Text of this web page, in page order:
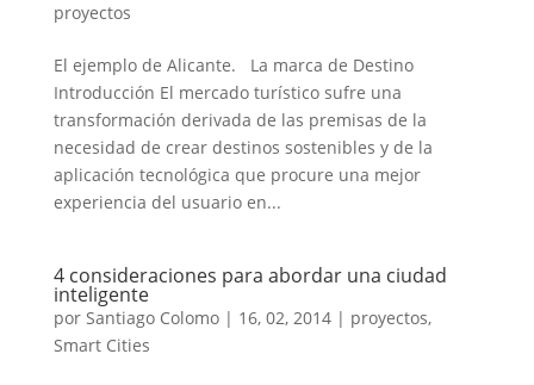
proyectos
El ejemplo de Alicante. La marca de Destino
Introducción El mercado turístico sufre una
transformación derivada de las premisas de la
necesidad de crear destinos sostenibles y de la
aplicación tecnológica que procure una mejor
experiencia del usuario en...
4 consideraciones para abordar una ciudad
inteligente
por Santiago Colomo| 16, 02, 2014| proyectos,
Smart Cities